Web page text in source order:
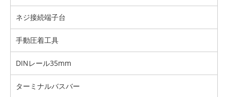
ネジ接続端子台
手動圧着工具
DINレール35mm
ターミナルバスバー